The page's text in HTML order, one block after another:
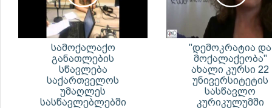
სამოქალაქო
განათლების
სწავლება
საქართველოს
უმაღლეს
სასწავლებლებში
"დემოკრატია და
მოქალაქეობა"
ახალი კურსი 22
უნივერსიტეტის
სასწავლო
კურიკულუმში